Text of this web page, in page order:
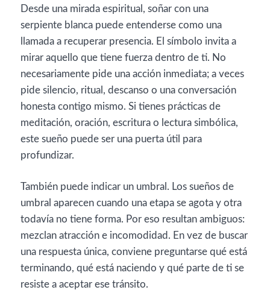
Desde una mirada espiritual, soñar con una
serpiente blanca puede entenderse como una
llamada a recuperar presencia. El símbolo invita a
mirar aquello que tiene fuerza dentro de ti. No
necesariamente pide una acción inmediata; a veces
pide silencio, ritual, descanso o una conversación
honesta contigo mismo. Si tienes prácticas de
meditación, oración, escritura o lectura simbólica,
este sueño puede ser una puerta útil para
profundizar.
También puede indicar un umbral. Los sueños de
umbral aparecen cuando una etapa se agota y otra
todavía no tiene forma. Por eso resultan ambiguos:
mezclan atracción e incomodidad. En vez de buscar
una respuesta única, conviene preguntarse qué está
terminando, qué está naciendo y qué parte de ti se
resiste a aceptar ese tránsito.